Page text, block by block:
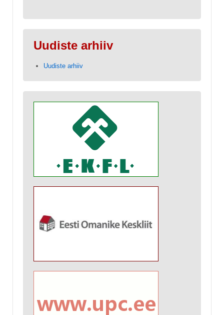
Uudiste arhiiv
Uudiste arhiiv